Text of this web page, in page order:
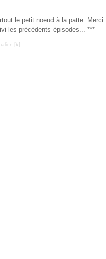
le petit noeud à la patte. Merci
les précédents épisodes... ***
[#]